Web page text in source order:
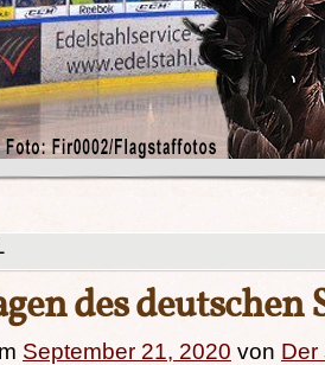
des
September 21, 2020 von Der